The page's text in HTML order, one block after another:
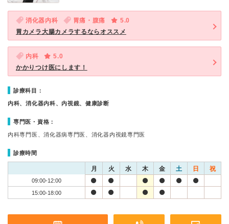
消化器内科 胃痛・腹痛
5.0
胃カメラ大腸カメラするならオススメ
内科
5.0
かかりつけ医にします！
診療科目：
内科、消化器内科、内視鏡、健康診断
専門医・資格：
内科専門医、消化器病専門医、消化器内視鏡専門医
診療時間
月 火 水 木 金 土 日 祝
09:00-12:00
15:00-18:00